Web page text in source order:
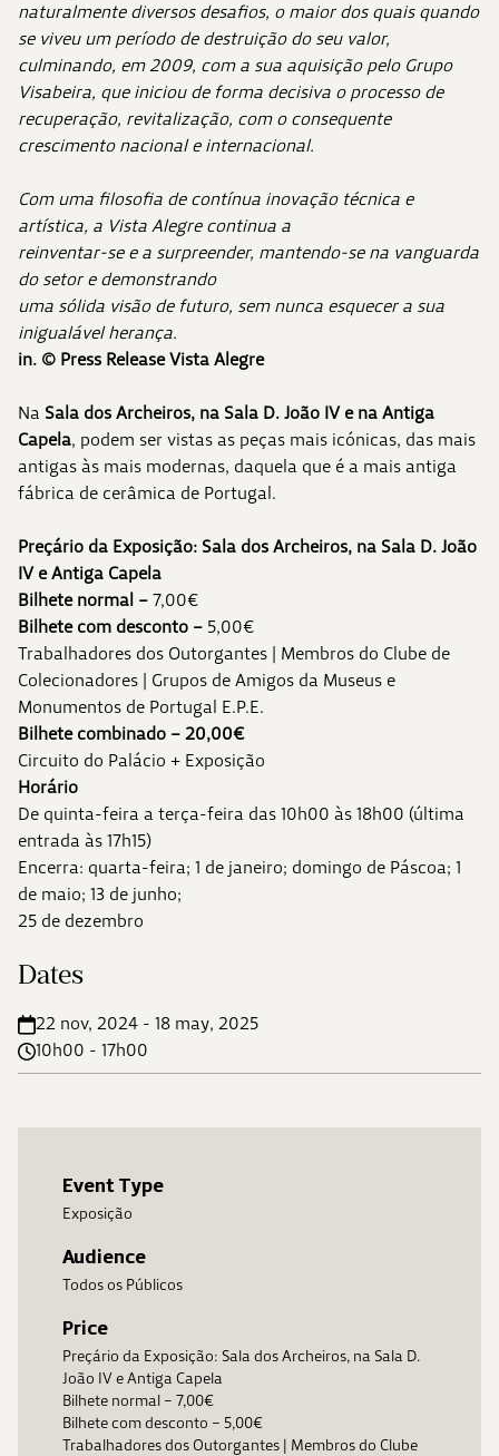
naturalmente diversos desafios, o maior dos quais quando
se viveu um período de destruição do seu valor,
culminando, em 2009, com a sua aquisição pelo Grupo
Visabeira, que iniciou de forma decisiva o processo de
recuperação, revitalização, com o consequente
crescimento nacional e internacional.
Com uma filosofia de contínua inovação técnica e
artística, a Vista Alegre continua a
reinventar-se e a surpreender, mantendo-se na vanguarda
do setor e demonstrando
uma sólida visão de futuro, sem nunca esquecer a sua
inigualável herança.
in. © Press Release Vista Alegre
Na Sala dos Archeiros, na Sala D. João IV e na Antiga
Capela, podem ser vistas as peças mais icónicas, das mais
antigas às mais modernas, daquela que é a mais antiga
fábrica de cerâmica de Portugal.
Preçário da Exposição: Sala dos Archeiros, na Sala D. João
IV e Antiga Capela
Bilhete normal – 7,00€
Bilhete com desconto – 5,00€
Trabalhadores dos Outorgantes | Membros do Clube de
Colecionadores | Grupos de Amigos da Museus e
Monumentos de Portugal E.P.E.
Bilhete combinado – 20,00€
Circuito do Palácio + Exposição
Horário
De quinta-feira a terça-feira das 10h00 às 18h00 (última
entrada às 17h15)
Encerra: quarta-feira; 1 de janeiro; domingo de Páscoa; 1
de maio; 13 de junho;
25 de dezembro
Dates
22 nov, 2024 - 18 may, 2025
10h00 - 17h00
Event Type
Exposição
Audience
Todos os Públicos
Price
Preçário da Exposição: Sala dos Archeiros, na Sala D.
João IV e Antiga Capela
Bilhete normal – 7,00€
Bilhete com desconto – 5,00€
Trabalhadores dos Outorgantes | Membros do Clube